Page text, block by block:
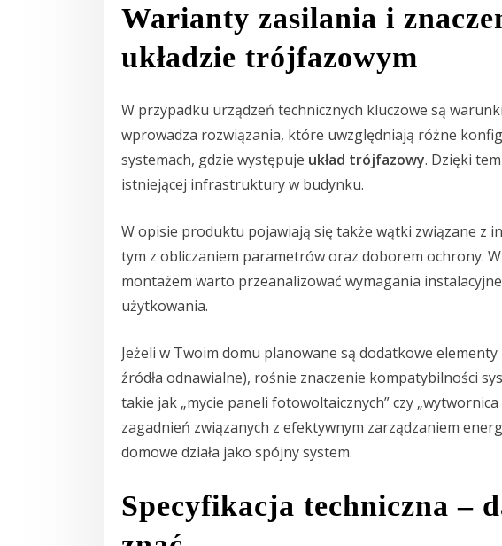
Warianty zasilania i
układzie trójfazowym
W przypadku urządzeń technicznych kluczowe są
wprowadza rozwiązania, które uwzględniają różne
systemach, gdzie występuje układ trójfazowy. Dzięki
istniejącej infrastruktury w budynku.
W opisie produktu pojawiają się także wątki związane z
tym z obliczaniem parametrów oraz doborem ochrony.
montażem warto przeanalizować wymagania
użytkowania.
Jeżeli w Twoim domu planowane są dodatkowe
źródła odnawialne), rośnie znaczenie kompatybilności
takie jak „mycie paneli fotowoltaicznych” czy
zagadnień związanych z efektywnym zarządzaniem
domowe działa jako spójny system.
Specyfikacja techniczna –